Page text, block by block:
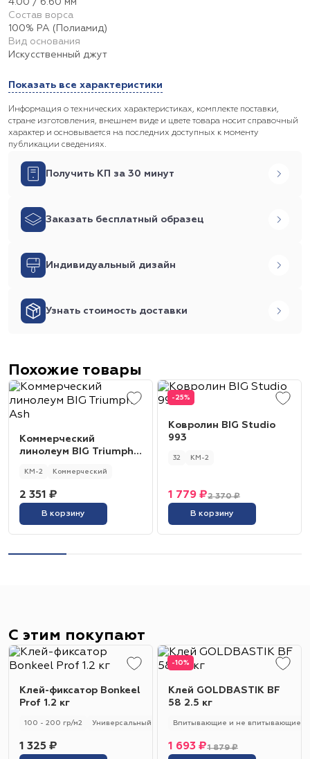
4.00 / 6.60 мм
Состав ворса
100% PA (Полиамид)
Вид основания
Искусственный джут
Показать все характеристики
Информация о технических характеристиках, комплекте поставки,
стране изготовления, внешнем виде и цвете товара носит справочный
характер и основывается на последних доступных к моменту
публикации сведениях.
Получить КП за 30 минут
Заказать бесплатный образец
Индивидуальный дизайн
Узнать стоимость доставки
Похожие товары
Коммерческий
линолеум BIG Triumph
КМ-2 Коммерческий
2 351 ₽
В корзину
-25%
Ковролин BIG Studio
993
32 КМ-2
2 370 ₽
1 779 ₽
В корзину
С этим покупают
Клей-фиксатор Bonkeel
Prof 1.2 кг
100 - 200 гр/м2 Универсальный
1 325 ₽
-10%
Клей GOLDBASTIK BF
58 2.5 кг
Впитывающие и не впитывающие
1 879 ₽
1 693 ₽